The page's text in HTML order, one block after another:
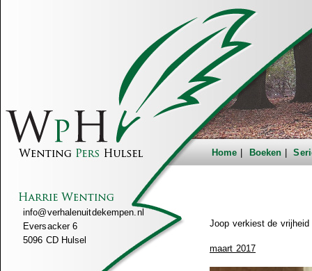
Home Boeken
info@verhalenuitdekempen.nl
Eversacker 6
5096 CD Hulsel
Joop verkiest de vrijheid
maart 2017